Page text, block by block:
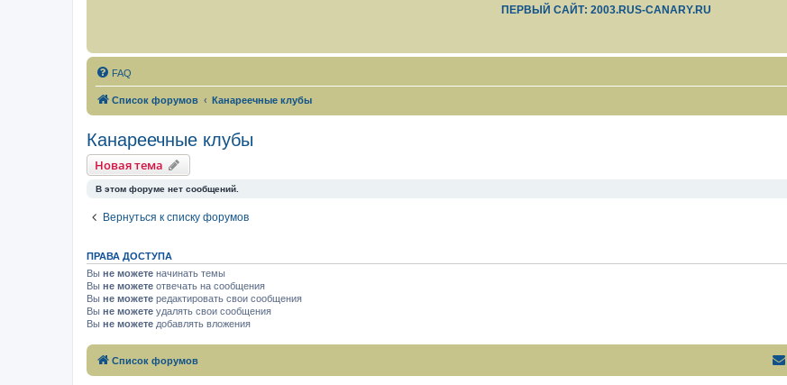
ПЕРВЫЙ САЙТ: 2003.RUS-CANARY.RU
FAQ
Список форумов Канареечные клубы
Канареечные клубы
Новая тема
В этом форуме нет сообщений.
Вернуться к списку форумов
ПРАВА ДОСТУПА
Вы не можете начинать темы
Вы не можете отвечать на сообщения
Вы не можете редактировать свои сообщения
Вы не можете удалять свои сообщения
Вы не можете добавлять вложения
Список форумов